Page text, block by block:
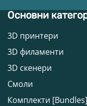
Основни
3D принтери
3D филаменти
3D скенери
Смоли
Комплекти [Bundles]